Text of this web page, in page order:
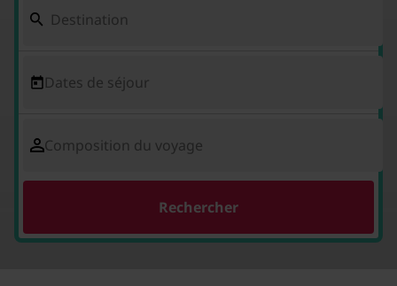
Dates de séjour
Composition du voyage
Rechercher